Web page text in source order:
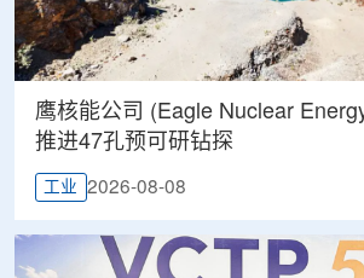
鹰核能公司 (Eagle Nuclear
推进47孔预可研钻探
工业 2026-08-08